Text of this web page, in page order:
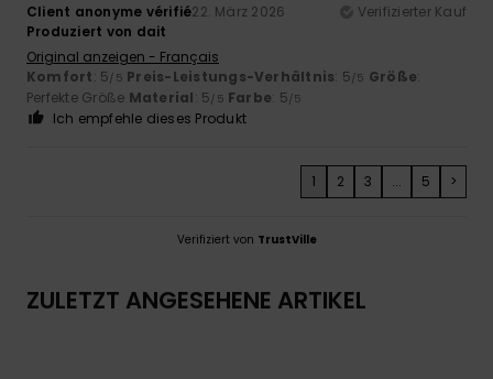
Client anonyme vérifié22. März 2026
Verifizierter Kauf
Produziert von dait
Original anzeigen - Français
Komfort: 5/5 Preis-Leistungs-Verhältnis: 5/5 Größe:
Perfekte Größe Material: 5/5 Farbe: 5/5
Ich empfehle dieses Produkt
1 2 3 ... 5 >
Verifiziert von TrustVille
ZULETZT ANGESEHENE ARTIKEL